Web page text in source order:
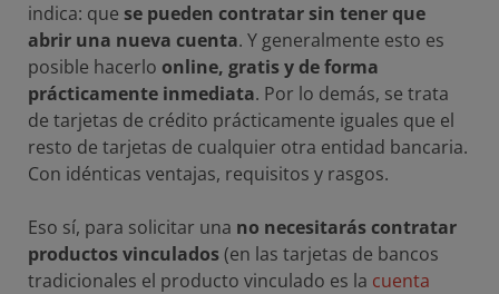
indica: que se pueden contratar sin tener que
abrir una nueva cuenta. Y generalmente esto es
posible hacerlo online, gratis y de forma
prácticamente inmediata. Por lo demás, se trata
de tarjetas de crédito prácticamente iguales que el
resto de tarjetas de cualquier otra entidad bancaria.
Con idénticas ventajas, requisitos y rasgos.
Eso sí, para solicitar una no necesitarás contratar
productos vinculados(en las tarjetas de bancos
tradicionales el producto vinculado es la cuenta